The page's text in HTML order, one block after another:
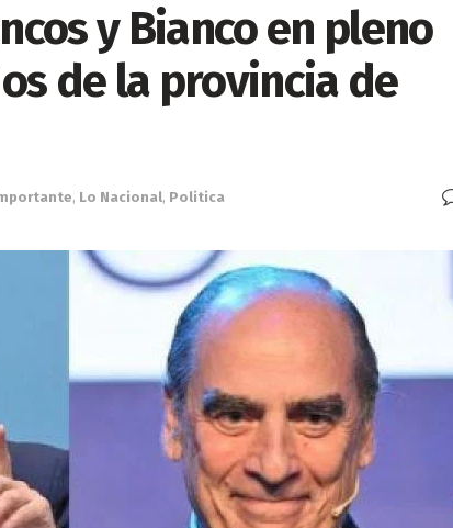
y Bianco en pleno
de la provincia de
, Lo Nacional, Politica